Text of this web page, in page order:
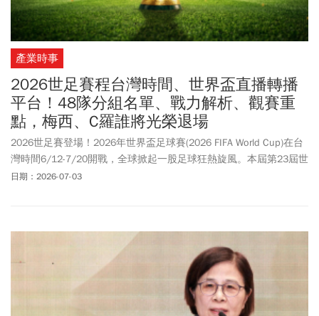
產業時事
2026世足賽程台灣時間、世界盃直播轉播
平台！48隊分組名單、戰力解析、觀賽重
點，梅西、C羅誰將光榮退場
2026世足賽登場！2026年世界盃足球賽(2026 FIFA World Cup)在台
灣時間6/12-7/20開戰，全球掀起一股足球狂熱旋風。本屆第23屆世
足賽首次由美國、加拿大、墨西哥聯合主辦，48支球隊龐大陣容表
星，職業生涯的「最後一戰」，也將迎來世代傳承的一屆，像是00
後超級新星像是拉明·耶馬（Lamine Yamal ）、哈蘭德（Erling
Haaland）的表現也備受期待。世足賽戰火在台灣時間周五(6/12)凌
晨3點正式點燃，關於世足賽程時間、分組名單、賽制規則變化、3
隻吉祥物介紹、現場觀賽注意事項，以及有哪些轉播和直播平台可
日期：2026-07-03